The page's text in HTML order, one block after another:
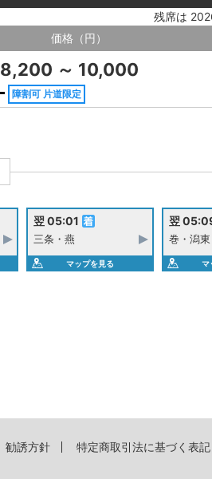
残席は
価格（円）
8,200 ～ 10,000
障割可 片道限定
翌 05:01
三条・燕
マップを見る
翌
巻・潟東
マ
勧誘方針
特定商取引法に基づく表記